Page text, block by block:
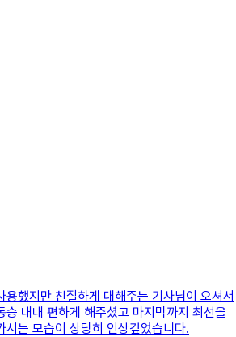
용했지만 친절하게 대해주는 기사님이 오셔서
승 내내 편하게 해주셨고 마지막까지 최선을
시는 모습이 상당히 인상깊었습니다.